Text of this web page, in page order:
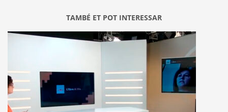
TAMBÉ ET POT INTERESSAR